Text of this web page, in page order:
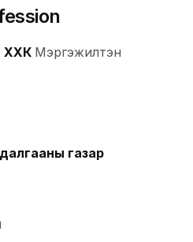
ХХК Мэргэжилтэн
газар